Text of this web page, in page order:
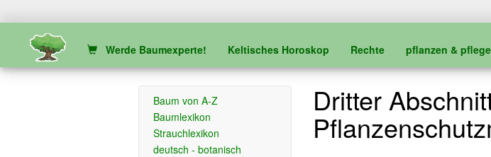
Werde Baumexperte! Keltisches Horoskop Rechte pflanzen &
Baum von A-Z
Baumlexikon
Strauchlexikon
deutsch - botanisch
Dritter